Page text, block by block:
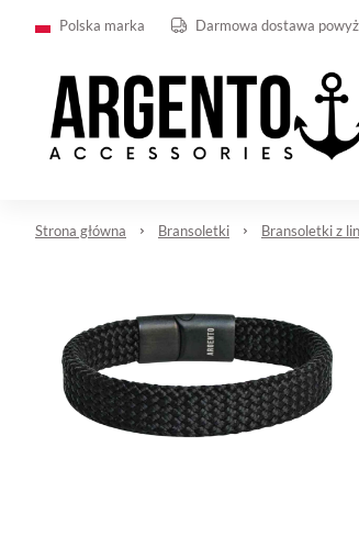
Polska marka Darmowa dostawa
Strona główna Bransoletki Bransoletki z